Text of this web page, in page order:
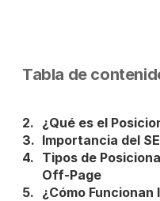
Tabla de
¿Qué es el
Importancia del
Tipos de
Off-Page
¿Cómo